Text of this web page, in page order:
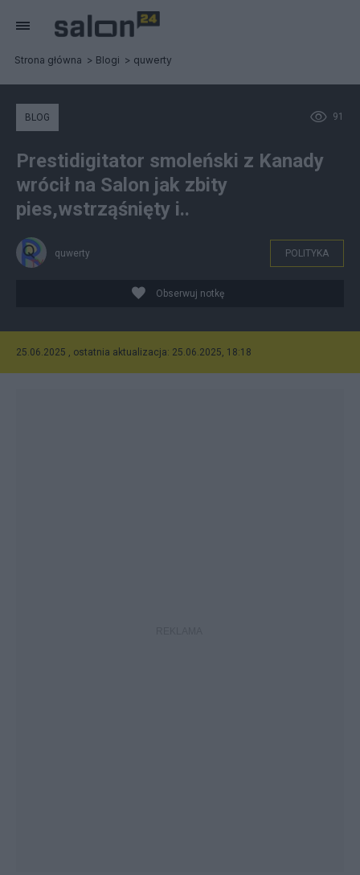
Strona główna Blogi quwerty
91
BLOG
Prestidigitator smoleński z Kanady
wrócił na Salon jak zbity
pies,wstrząśnięty i..
quwerty POLITYKA
Obserwuj notkę
25.06.2025 , ostatnia aktualizacja: 25.06.2025, 18:18